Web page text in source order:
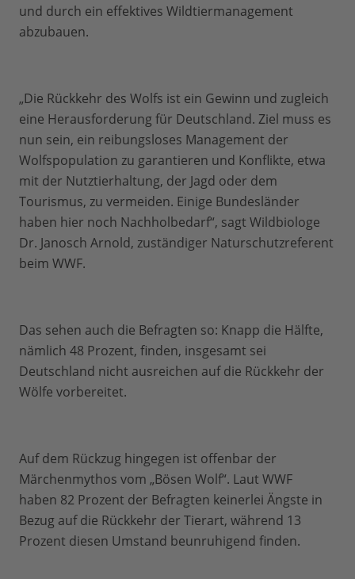
und durch ein effektives Wildtiermanagement
abzubauen.
„Die Rückkehr des Wolfs ist ein Gewinn und zugleich
eine Herausforderung für Deutschland. Ziel muss es
nun sein, ein reibungsloses Management der
Wolfspopulation zu garantieren und Konflikte, etwa
mit der Nutztierhaltung, der Jagd oder dem
Tourismus, zu vermeiden. Einige Bundesländer
haben hier noch Nachholbedarf“, sagt Wildbiologe
Dr. Janosch Arnold, zuständiger Naturschutzreferent
beim WWF.
Das sehen auch die Befragten so: Knapp die Hälfte,
nämlich 48 Prozent, finden, insgesamt sei
Deutschland nicht ausreichen auf die Rückkehr der
Wölfe vorbereitet.
Auf dem Rückzug hingegen ist offenbar der
Märchenmythos vom „Bösen Wolf“. Laut WWF
haben 82 Prozent der Befragten keinerlei Ängste in
Bezug auf die Rückkehr der Tierart, während 13
Prozent diesen Umstand beunruhigend finden.